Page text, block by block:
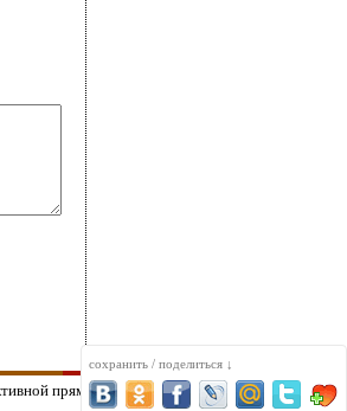
сохранить / поделиться ↓
прямой ссылки на сайт edimka.net